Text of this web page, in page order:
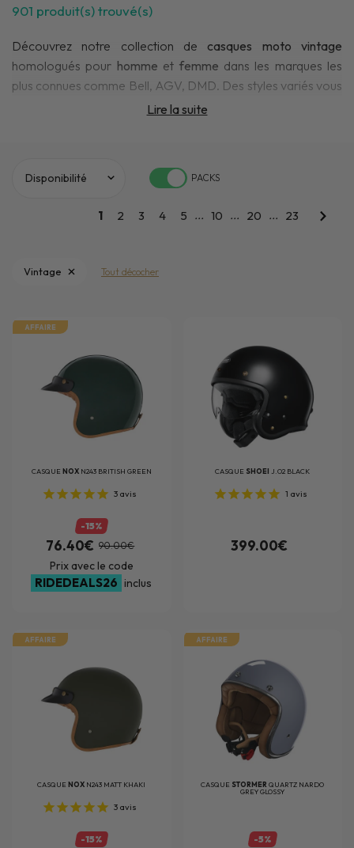
901 produit(s) trouvé(s)
Découvrez notre collection decasques moto vintage
homologués pour homme et femme dans les marques les
plus connues comme Bell, AGV, DMD. Des styles variés vous
sont proposés comme lejet vintage
casque vintagequi vous convient ou retrouvez
tout l'équipement moto vintagesur iCasque !
Lire la suite
PACKS
1 2 3 4 5 ... 10 ... 20 ... 23
Vintage Tout décocher
AFFAIRE
CASQUE NOX N243 BRITISH GREEN
3 avis
-15%
76.40€ 90.00€
Prix avec le code
RIDEDEALS26 inclus
CASQUE SHOEIJ.O2 BLACK
1 avis
399.00€
AFFAIRE
CASQUENOX N243 MATT KHAKI
3 avis
-15%
AFFAIRE
CASQUE STORMERQUARTZ NARDO
GREY GLOSSY
-5%